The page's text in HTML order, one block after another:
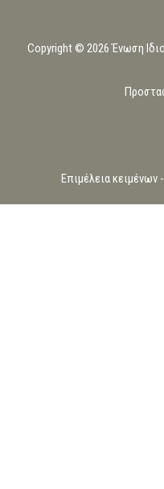
Copyright © 2026 Ένωση
Επιμέλεια κειμένων